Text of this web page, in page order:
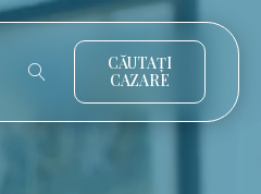
CĂUTAȚI
CAZARE